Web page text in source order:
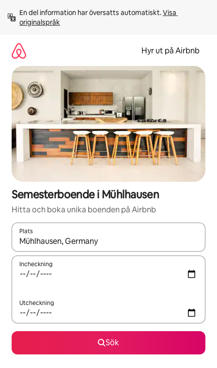
innehåll
En del information har översatts automatiskt. Visa
originalspråk
Hyr ut på Airbnb
Semesterboende i Mühlhausen
Hitta och boka unika boenden på Airbnb
Plats
När resultaten är tillgängliga kan du navigera med upp- och
Incheckning
Utcheckning
Sök